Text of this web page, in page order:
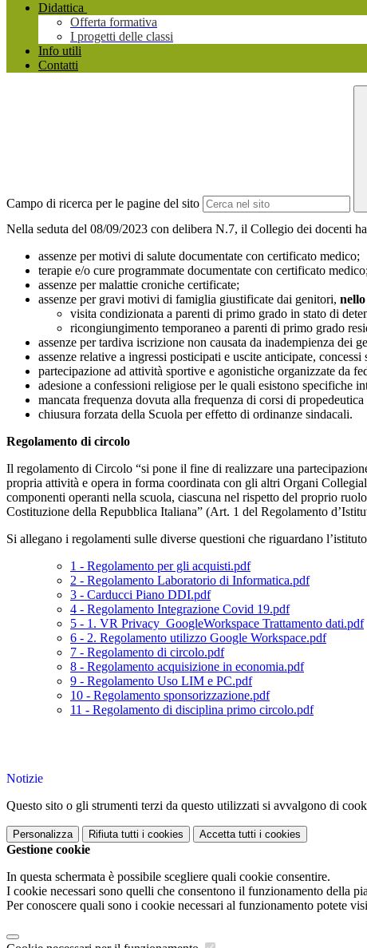
Didattica
Offerta formativa
I progetti delle classi
Info utili
Contatti
Campo di ricerca per le pagine del sito
Nella seduta del 08/09/2023 con delibera N.7, il Collegio dei docenti
assenze per motivi di salute documentate con certificato medico;
terapie e/o cure programmate documentate con certificato medico;
assenze per malattie croniche certificate;
assenze per gravi motivi di famiglia giustificate dai genitori,
visita condizionata a parenti di primo grado in stato di
ricongiungimento temporaneo a parenti di primo grado
assenze per tardiva iscrizione non causata da inadempienza dei
assenze relative a ingressi posticipati e uscite anticipate,
partecipazione ad attività sportive e agonistiche organizzate da
adesione a confessioni religiose per le quali esistono specifiche
mancata frequenza dovuta alla frequenza di corsi di
chiusura forzata della Scuola per effetto di ordinanze sindacali.
Regolamento di circolo
Il regolamento di Circolo “si pone il fine di realizzare una
propria attività e opera in forma coordinata con gli altri Organi
componenti operanti nella scuola, ciascuna nel rispetto del proprio
Costituzione della Repubblica Italiana” (Art. 1 del Regolamento
Si allegano i regolamenti sulle diverse questioni che riguardano
1 - Regolamento per gli acquisti.pdf
2 - Regolamento Laboratorio di Informatica.pdf
3 - Carducci Piano DDI.pdf
4 - Regolamento Integrazione Covid 19.pdf
5 - 1. VR Privacy_GoogleWorkspace Trattamento dati.pdf
6 - 2. Regolamento utilizzo Google Workspace.pdf
7 - Regolamento di circolo.pdf
8 - Regolamento acquisizione in economia.pdf
9 - Regolamento Uso LIM e PC.pdf
10 - Regolamento sponsorizzazione.pdf
11 - Regolamento di disciplina primo circolo.pdf
Notizie
Questo sito o gli strumenti terzi da questo utilizzati si avvalgono di
Personalizza Rifiuta tutti i cookies Accetta tutti i cookies
Gestione cookie
In questa schermata è possibile scegliere quali cookie consentire.
I cookie necessari sono quelli che consentono il funzionamento della
Per conoscere quali sono i cookie necessari al funzionamento potete